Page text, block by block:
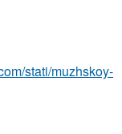
stati/muzhskoy-